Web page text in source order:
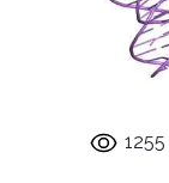
1255